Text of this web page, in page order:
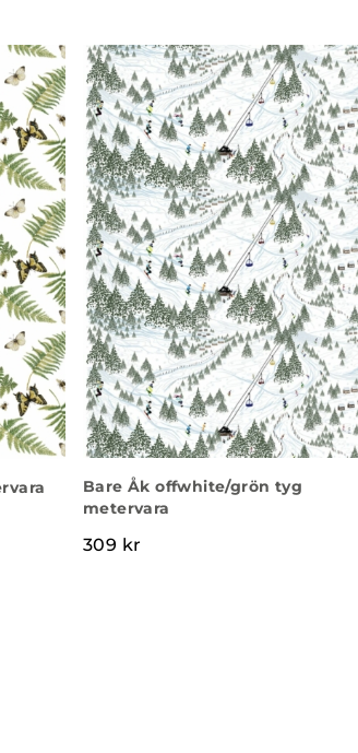
Bare Åk offwhite/grön tyg
metervara
309 kr